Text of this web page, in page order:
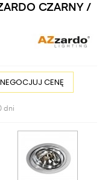
CZARNY /
NEGOCJUJ CENĘ
dni